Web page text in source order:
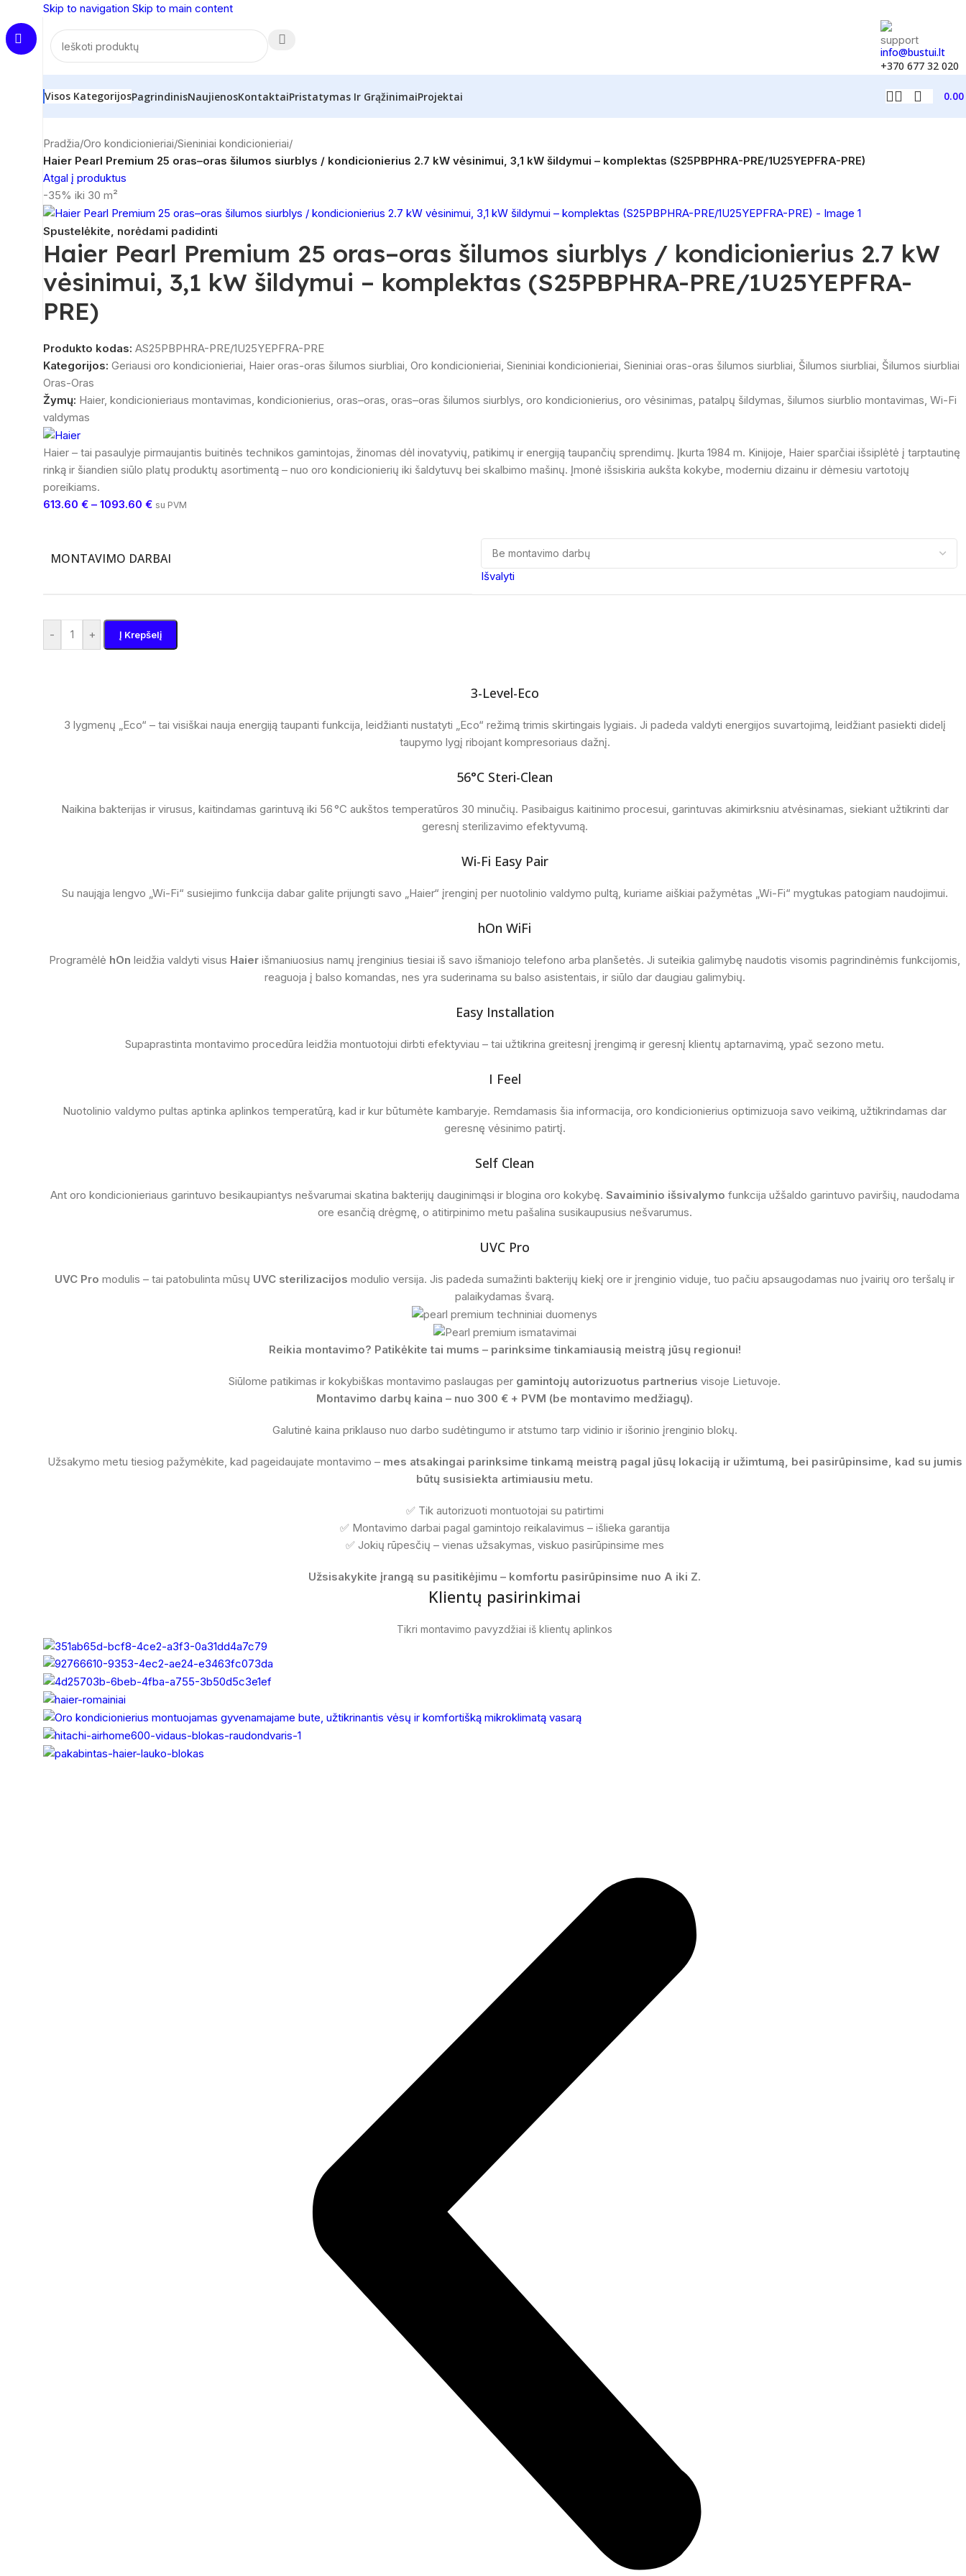
Skip to navigation Skip to main content
info@bustui.lt
+370 677 32 020
Visos KategorijosPagrindinisNaujienosKontaktaiPristatymas Ir GrąžinimaiProjektai 0.00
Pradžia/Oro kondicionieriai/Sieniniai kondicionieriai/
Haier Pearl Premium 25 oras–oras šilumos siurblys / kondicionierius 2.7 kW vėsinimui, 3,1 kW šildymui – komplektas (S25PBPHRA-PRE/1U25YEPFRA-PRE)
Atgal į produktus
-35% iki 30 m²
Spustelėkite, norėdami padidinti
Haier Pearl Premium 25 oras–oras šilumos siurblys / kondicionierius 2.7 kW
vėsinimui, 3,1 kW šildymui – komplektas (S25PBPHRA-PRE/1U25YEPFRA-
PRE)
Produkto kodas: AS25PBPHRA-PRE/1U25YEPFRA-PRE
Kategorijos: Geriausi oro kondicionieriai, Haier oras-oras šilumos siurbliai, Oro kondicionieriai, Sieniniai kondicionieriai, Sieniniai oras-oras šilumos siurbliai, Šilumos siurbliai, Šilumos siurbliai
Oras-Oras
Žymų: Haier, kondicionieriaus montavimas, kondicionierius, oras–oras, oras–oras šilumos siurblys, oro kondicionierius, oro vėsinimas, patalpų šildymas, šilumos siurblio montavimas, Wi-Fi
valdymas
Haier – tai pasaulyje pirmaujantis buitinės technikos gamintojas, žinomas dėl inovatyvių, patikimų ir energiją taupančių sprendimų. Įkurta 1984 m. Kinijoje, Haier sparčiai išsiplėtė į tarptautinę
rinką ir šiandien siūlo platų produktų asortimentą – nuo oro kondicionierių iki šaldytuvų bei skalbimo mašinų. Įmonė išsiskiria aukšta kokybe, moderniu dizainu ir dėmesiu vartotojų
poreikiams.
613.60 € – 1093.60 € su PVM
MONTAVIMO DARBAI
Išvalyti
- + Į Krepšelį
3-Level-Eco
3 lygmenų „Eco“ – tai visiškai nauja energiją taupanti funkcija, leidžianti nustatyti „Eco“ režimą trimis skirtingais lygiais. Ji padeda valdyti energijos suvartojimą, leidžiant pasiekti didelį
taupymo lygį ribojant kompresoriaus dažnį.
56°C Steri-Clean
Naikina bakterijas ir virusus, kaitindamas garintuvą iki 56 °C aukštos temperatūros 30 minučių. Pasibaigus kaitinimo procesui, garintuvas akimirksniu atvėsinamas, siekiant užtikrinti dar
geresnį sterilizavimo efektyvumą.
Wi-Fi Easy Pair
Su naująja lengvo „Wi-Fi“ susiejimo funkcija dabar galite prijungti savo „Haier“ įrenginį per nuotolinio valdymo pultą, kuriame aiškiai pažymėtas „Wi-Fi“ mygtukas patogiam naudojimui.
hOn WiFi
Programėlė hOn leidžia valdyti visus Haier išmaniuosius namų įrenginius tiesiai iš savo išmaniojo telefono arba planšetės. Ji suteikia galimybę naudotis visomis pagrindinėmis funkcijomis,
reaguoja į balso komandas, nes yra suderinama su balso asistentais, ir siūlo dar daugiau galimybių.
Easy Installation
Supaprastinta montavimo procedūra leidžia montuotojui dirbti efektyviau – tai užtikrina greitesnį įrengimą ir geresnį klientų aptarnavimą, ypač sezono metu.
I Feel
Nuotolinio valdymo pultas aptinka aplinkos temperatūrą, kad ir kur būtumėte kambaryje. Remdamasis šia informacija, oro kondicionierius optimizuoja savo veikimą, užtikrindamas dar
geresnę vėsinimo patirtį.
Self Clean
Ant oro kondicionieriaus garintuvo besikaupiantys nešvarumai skatina bakterijų dauginimąsi ir blogina oro kokybę. Savaiminio išsivalymo funkcija užšaldo garintuvo paviršių, naudodama
ore esančią drėgmę, o atitirpinimo metu pašalina susikaupusius nešvarumus.
UVC Pro
UVC Pro modulis – tai patobulinta mūsų UVC sterilizacijos modulio versija. Jis padeda sumažinti bakterijų kiekį ore ir įrenginio viduje, tuo pačiu apsaugodamas nuo įvairių oro teršalų ir
palaikydamas švarą.
Reikia montavimo? Patikėkite tai mums – parinksime tinkamiausią meistrą jūsų regionui!
Siūlome patikimas ir kokybiškas montavimo paslaugas per gamintojų autorizuotus partnerius visoje Lietuvoje.
Montavimo darbų kaina – nuo 300 € + PVM (be montavimo medžiagų).
Galutinė kaina priklauso nuo darbo sudėtingumo ir atstumo tarp vidinio ir išorinio įrenginio blokų.
Užsakymo metu tiesiog pažymėkite, kad pageidaujate montavimo – mes atsakingai parinksime tinkamą meistrą pagal jūsų lokaciją ir užimtumą, bei pasirūpinsime, kad su jumis
būtų susisiekta artimiausiu metu.
✅ Tik autorizuoti montuotojai su patirtimi
✅ Montavimo darbai pagal gamintojo reikalavimus – išlieka garantija
✅ Jokių rūpesčių – vienas užsakymas, viskuo pasirūpinsime mes
Užsisakykite įrangą su pasitikėjimu – komfortu pasirūpinsime nuo A iki Z.
Klientų pasirinkimai
Tikri montavimo pavyzdžiai iš klientų aplinkos